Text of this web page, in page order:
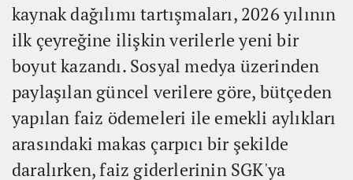
kaynak dağılımı tartışmaları, 2026 yılının
ilk çeyreğine ilişkin verilerle yeni bir
boyut kazandı. Sosyal medya üzerinden
paylaşılan güncel verilere göre, bütçeden
yapılan faiz ödemeleri ile emekli aylıkları
arasındaki makas çarpıcı bir şekilde
daralırken, faiz giderlerinin SGK'ya